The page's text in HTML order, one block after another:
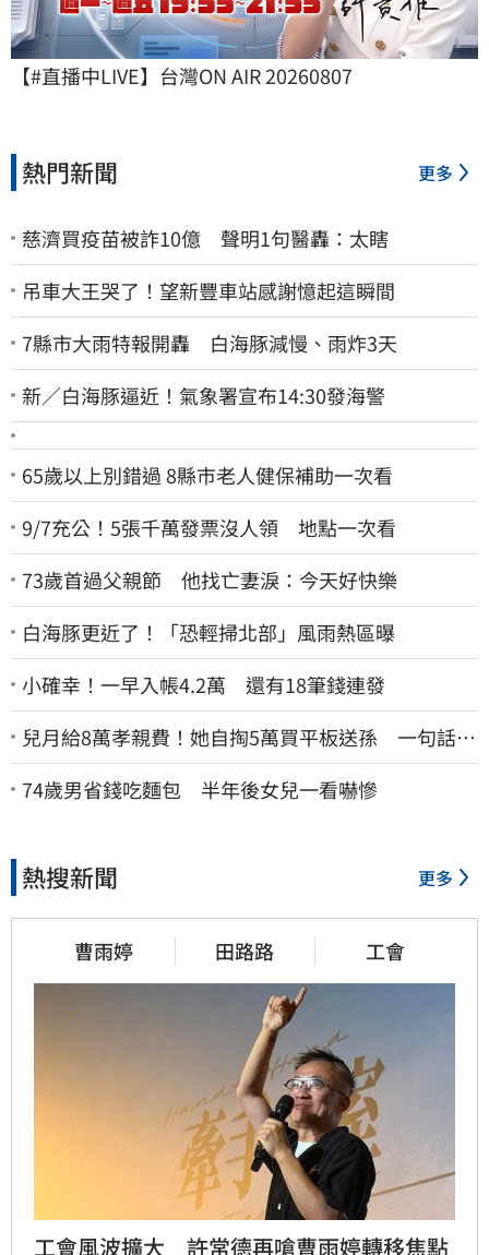
【#直播中LIVE】台灣ON AIR 20260807
熱門新聞 更多
慈濟買疫苗被詐10億 聲明1句醫轟：太瞎
吊車大王哭了！望新豐車站感謝憶起這瞬間
7縣市大雨特報開轟 白海豚減慢、雨炸3天
新／白海豚逼近！氣象署宣布14:30發海警
65歲以上別錯過 8縣市老人健保補助一次看
9/7充公！5張千萬發票沒人領 地點一次看
73歲首過父親節 他找亡妻淚：今天好快樂
白海豚更近了！「恐輕掃北部」風雨熱區曝
小確幸！一早入帳4.2萬 還有18筆錢連發
兒月給8萬孝親費！她自掏5萬買平板送孫 一句話愣
原地「傷心不已」
74歲男省錢吃麵包 半年後女兒一看嚇慘
熱搜新聞 更多
曹雨婷 田路路 工會
工會風波擴大　許常德再嗆曹雨婷轉移焦點